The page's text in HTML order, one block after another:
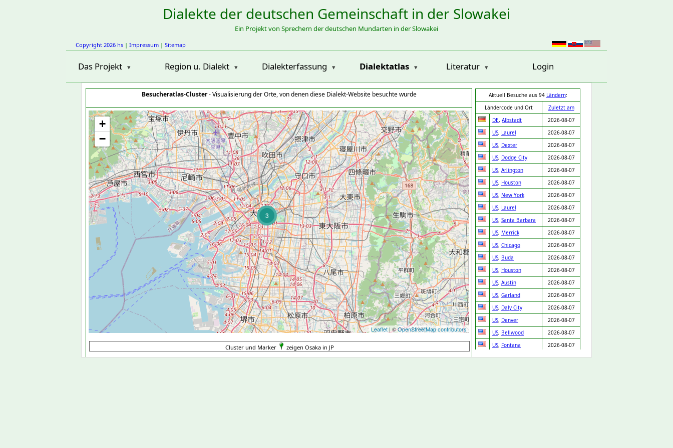
Dialekte der deutschen Gemeinschaft in der Slowakei
Ein Projekt von Sprechern der deutschen Mundarten in der Slowakei
Copyright 2026 hs | Impressum | Sitemap
Das Projekt Region u. Dialekt Dialekterfassung Dialektatlas Literatur Login
Besucheratlas-Cluster- Visualisierung der Orte, von denen diese Dialekt-Website besuchte wurde
3
+
−
Leaflet | ©OpenStreetMap contributors
Aktuell Besuche aus 94 Ländern:
Ländercode und Ort
Zuletzt am
DE, Albstadt
2026-08-07
US, Laurel
2026-08-07
US, Dexter
2026-08-07
US, Dodge City
2026-08-07
US, Arlington
2026-08-07
US, Houston
2026-08-07
US, New York
2026-08-07
US, Laurel
2026-08-07
US, Santa Barbara
2026-08-07
US, Merrick
2026-08-07
US, Chicago
2026-08-07
US, Buda
2026-08-07
US, Houston
2026-08-07
US, Austin
2026-08-07
US, Garland
2026-08-07
US, Daly City
2026-08-07
US, Denver
2026-08-07
US, Bellwood
2026-08-07
US, Fontana
2026-08-07
US,Prentiss
2026-08-07
Cluster und Marker zeigen Osaka in JP